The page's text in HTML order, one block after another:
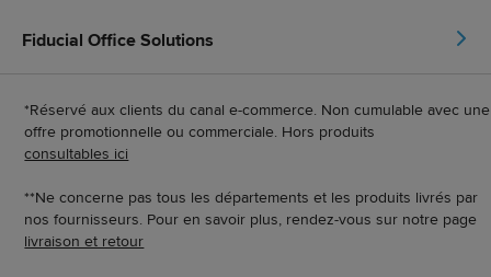
Fiducial Office Solutions
*Réservé aux clients du canal e-commerce. Non cumulable avec une
offre promotionnelle ou commerciale. Hors produits
consultables ici
**Ne concerne pas tous les départements et les produits livrés par
nos fournisseurs. Pour en savoir plus, rendez-vous sur notre page
livraison et retour